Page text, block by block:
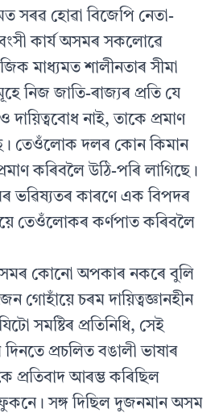
সৰৱ হোৱা বিজেপি নেতা-
কাৰ্য‍ অসমৰ সকলোৱে
মাধ‍্যমত শালীনতাৰ সীমা
নিজ জাতি-ৰাজ‍্যৰ প্ৰতি যে
নাই, তাকে প্ৰমাণ
তেওঁলোক দলৰ কোন কিমান
কৰিবলৈ উঠি-পৰি লাগিছে।
ভৱিষ‍্যতৰ কাৰণে এক বিপদৰ
তেওঁলোকৰ কৰ্ণপাত কৰিবলৈ
অসমৰ কোনো অপকাৰ নকৰে বুলি
গোহাঁয়ে চৰম দায়িত্বজ্ঞানহীন
সমষ্টিৰ প্ৰতিনিধি, সেই
দিনতে প্ৰচলিত বঙালী ভাষাৰ
প্ৰতিবাদ আৰম্ভ কৰিছিল
সঙ্গ দিছিল দুজনমান অসম